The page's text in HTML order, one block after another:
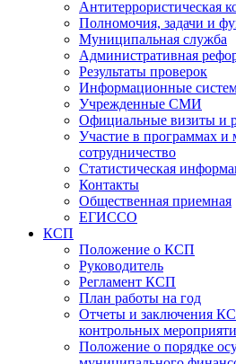
Антитеррористическая
Полномочия, задачи и
Муниципальная служба
Административная
Результаты проверок
Информационные
Учрежденные СМИ
Официальные визиты и
Участие в программах и
сотрудничество
Статистическая
Контакты
Общественная приемная
ЕГИССО
КСП
Положение о КСП
Руководитель
Регламент КСП
План работы на год
Отчеты и заключения
контрольных
Положение о порядке